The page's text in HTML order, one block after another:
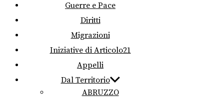
Guerre e Pace
Diritti
Migrazioni
Iniziative di Articolo21
Appelli
Dal Territorio
ABRUZZO